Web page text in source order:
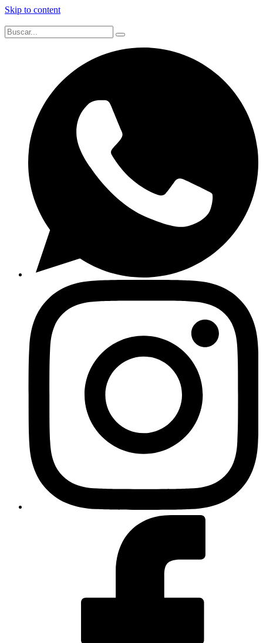
Skip to content